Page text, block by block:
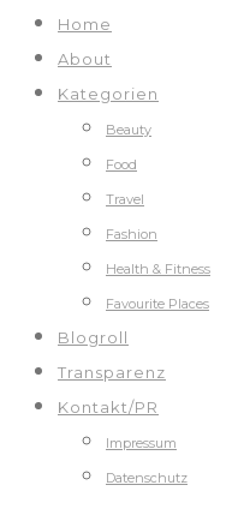
Home
About
Kategorien
Beauty
Food
Travel
Fashion
Health & Fitness
Favourite Places
Blogroll
Transparenz
Kontakt/PR
Impressum
Datenschutz